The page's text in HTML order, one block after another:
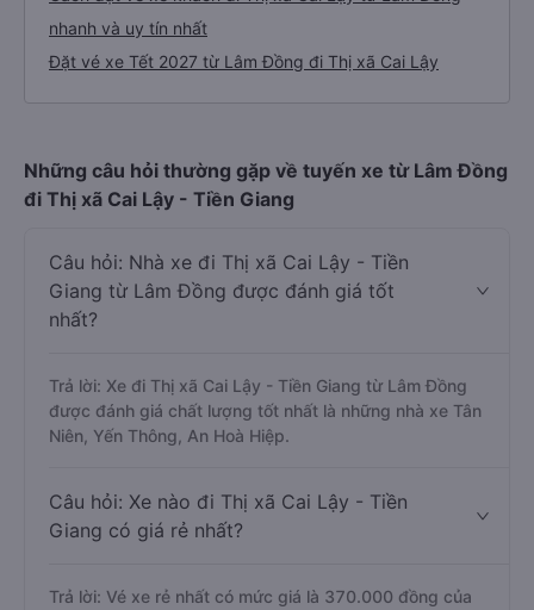
nhanh và uy tín nhất
Đặt vé xe Tết 2027 từ Lâm Đồng đi Thị xã Cai Lậy
Những câu hỏi thường gặp về tuyến xe từ Lâm Đồng
đi Thị xã Cai Lậy - Tiền Giang
Câu hỏi: Nhà xe đi Thị xã Cai Lậy - Tiền
Giang từ Lâm Đồng được đánh giá tốt
nhất?
Trả lời: Xe đi Thị xã Cai Lậy - Tiền Giang từ Lâm Đồng
được đánh giá chất lượng tốt nhất là những nhà xe Tân
Niên, Yến Thông, An Hoà Hiệp.
Câu hỏi: Xe nào đi Thị xã Cai Lậy - Tiền
Giang có giá rẻ nhất?
Trả lời: Vé xe rẻ nhất có mức giá là 370.000 đồng của